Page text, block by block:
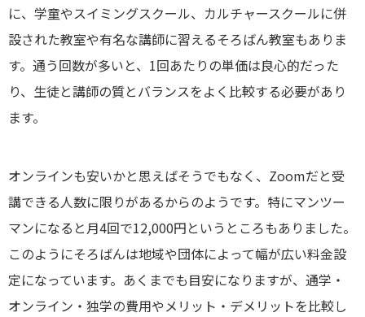
に、学童やスイミングスクール、カルチャースクールに併
設された教室や有名な講師に習えるそろばん教室もありま
す。通う回数が多いと、1回あたりの単価は良心的だった
り、生徒と講師の質とバランスをよく比較する必要があり
ます。
オンラインも安いかと思えばそうでもなく、Zoomだと受
講できる人数に限りがあるからのようです。特にマンツー
マンになると月4回で12,000円というところもありました。
このようにそろばんは地域や団体によって幅が広い料金設
定になっています。あくまでも目安になりますが、通学・
オンライン・独学の費用やメリット・デメリットを比較し